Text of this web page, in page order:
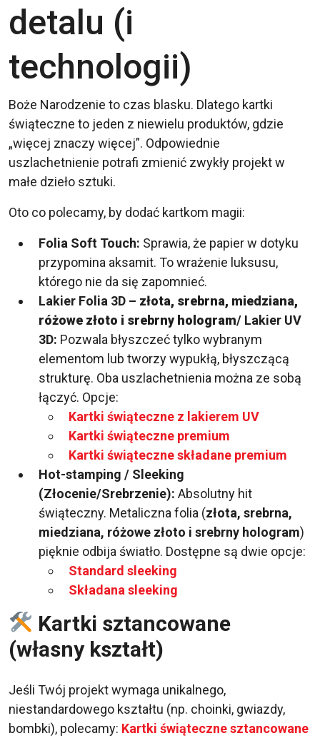
detalu (i
technologii)
Boże Narodzenie to czas blasku. Dlatego kartki
świąteczne to jeden z niewielu produktów, gdzie
„więcej znaczy więcej”. Odpowiednie
uszlachetnienie potrafi zmienić zwykły projekt w
małe dzieło sztuki.
Oto co polecamy, by dodać kartkom magii:
Folia Soft Touch: Sprawia, że papier w dotyku
przypomina aksamit. To wrażenie luksusu,
którego nie da się zapomnieć.
Lakier Folia 3D – złota, srebrna, miedziana,
różowe złoto i srebrny hologram/ Lakier UV
3D: Pozwala błyszczeć tylko wybranym
elementom lub tworzy wypukłą, błyszczącą
strukturę. Oba uszlachetnienia można ze sobą
łączyć. Opcje:
Kartki świąteczne z lakierem UV
Kartki świąteczne premium
Kartki świąteczne składane premium
Hot-stamping / Sleeking
(Złocenie/Srebrzenie): Absolutny hit
świąteczny. Metaliczna folia (złota, srebrna,
miedziana, różowe złoto i srebrny hologram)
pięknie odbija światło. Dostępne są dwie opcje:
Standard sleeking
Składana sleeking
Kartki sztancowane
(własny kształt)
Jeśli Twój projekt wymaga unikalnego,
niestandardowego kształtu (np. choinki, gwiazdy,
bombki), polecamy: Kartki świąteczne sztancowane